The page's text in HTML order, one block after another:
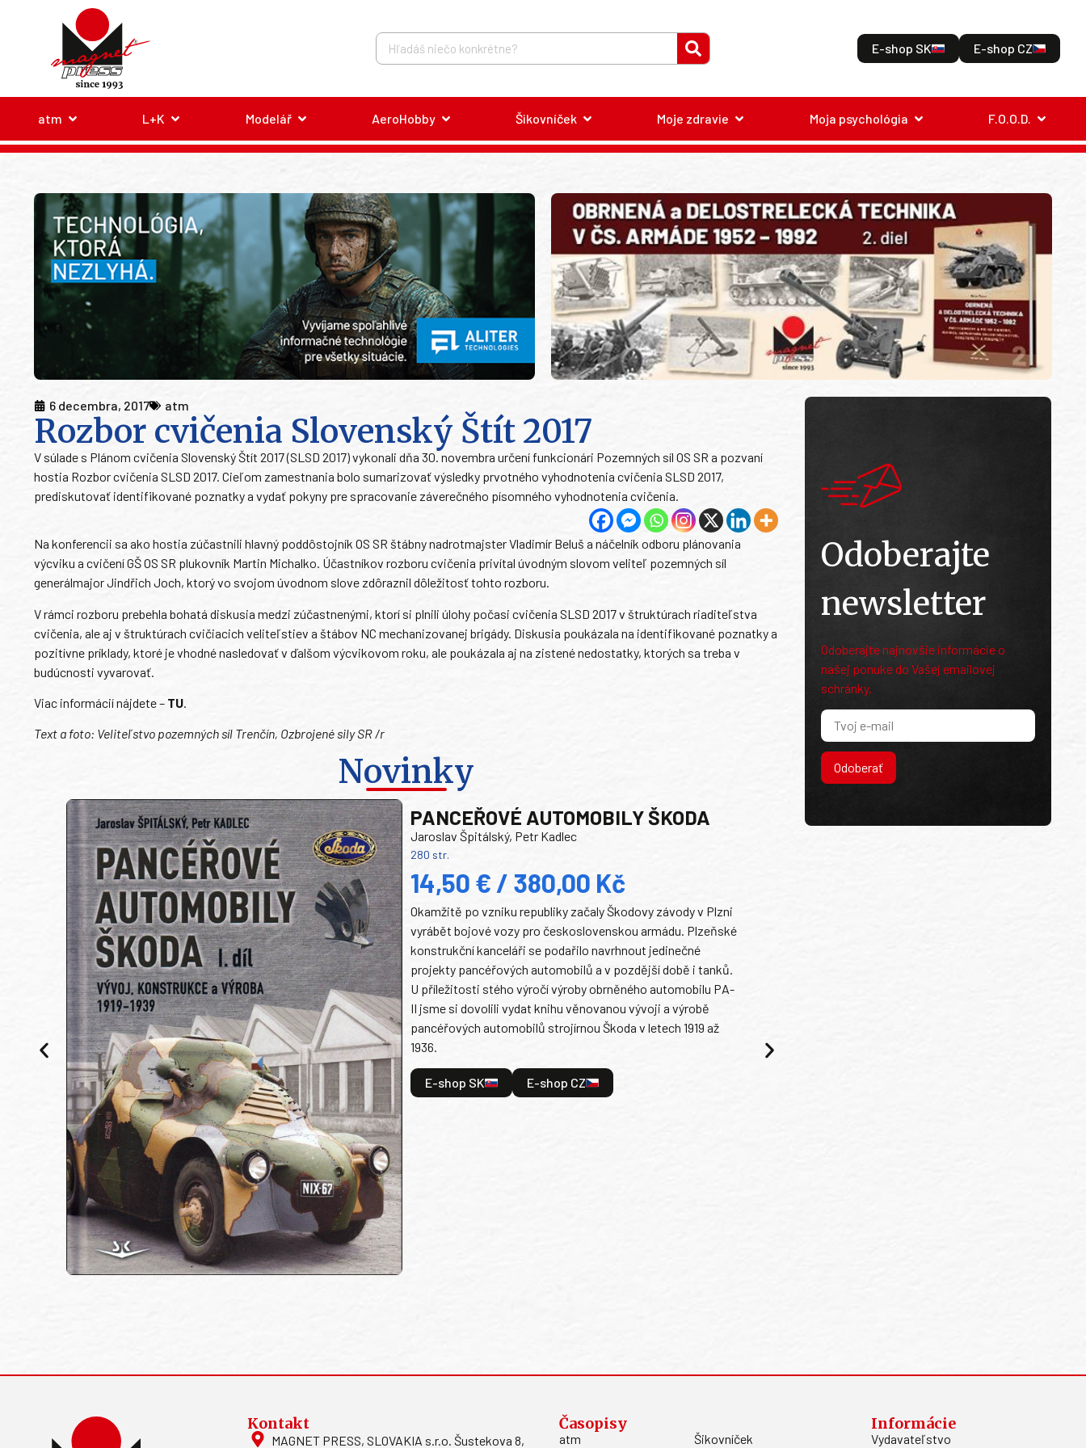
E-shop SK E-shop CZ
atm L+K Modelář AeroHobby Šikovníček Moje zdravie Moja psychológia F.O.O.D.
6 decembra, 2017 atm
Rozbor cvičenia Slovenský Štít 2017
V súlade s Plánom cvičenia Slovenský Štít 2017 (SLSD 2017) vykonali dňa 30. novembra určení funkcionári Pozemných síl OS SR a pozvaní
hostia Rozbor cvičenia SLSD 2017. Cieľom zamestnania bolo sumarizovať výsledky prvotného vyhodnotenia cvičenia SLSD 2017,
prediskutovať identifikované poznatky a vydať pokyny pre spracovanie záverečného písomného vyhodnotenia cvičenia.
Na konferencii sa ako hostia zúčastnili hlavný poddôstojník OS SR štábny nadrotmajster Vladimír Beluš a náčelník odboru plánovania
výcviku a cvičení GŠ OS SR plukovník Martin Michalko. Účastníkov rozboru cvičenia privítal úvodným slovom veliteľ pozemných síl
generálmajor Jindřich Joch, ktorý vo svojom úvodnom slove zdôraznil dôležitosť tohto rozboru.
V rámci rozboru prebehla bohatá diskusia medzi zúčastnenými, ktorí si plnili úlohy počasi cvičenia SLSD 2017 v štruktúrach riaditeľstva
cvičenia, ale aj v štruktúrach cvičiacich veliteľstiev a štábov NC mechanizovanej brigády. Diskusia poukázala na identifikované poznatky a
pozitívne príklady, ktoré je vhodné nasledovať v ďalšom výcvikovom roku, ale poukázala aj na zistené nedostatky, ktorých sa treba v
budúcnosti vyvarovať.
Viac informácií nájdete – TU.
Text a foto: Veliteľstvo pozemných síl Trenčín, Ozbrojené sily SR /r
Novinky
PANCEŘOVÉ AUTOMOBILY ŠKODA
Jaroslav Špitálský, Petr Kadlec
280 str.
14,50 € / 380,00 Kč
Okamžitě po vzniku republiky začaly Škodovy závody v Plzni
vyrábět bojové vozy pro československou armádu. Plzeňské
konstrukční kanceláři se podařilo navrhnout jedinečné
projekty pancéřových automobilů a v pozdější době i tanků.
U příležitosti stého výročí výroby obrněného automobilu PA-
II jsme si dovolili vydat knihu věnovanou vývoji a výrobě
pancéřových automobilů strojírnou Škoda v letech 1919 až
1936.
E-shop SK E-shop CZ
Odoberajte
newsletter
Odoberajte najnovšie informácie o
našej ponuke do Vašej emailovej
schránky.
Odoberať
Kontakt
MAGNET PRESS, SLOVAKIA s.r.o. Šustekova 8,
Časopisy
atm Šikovníček
Informácie
Vydavateľstvo